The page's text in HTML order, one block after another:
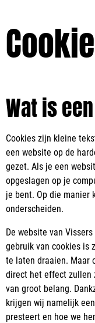
Wat is
Cookies zijn kleine
een website op de
gezet. Als je een
opgeslagen op je
je bent. Op die manier
onderscheiden.
De website van
gebruik van cookies is
te laten draaien. Maar
direct het effect zullen
van groot belang.
krijgen wij namelijk
presteert en hoe we